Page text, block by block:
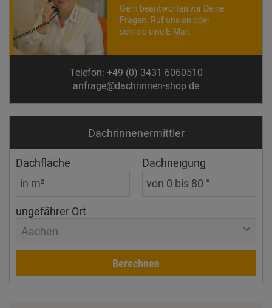
Gern beantworten wir Deine
Fragen. Ruf uns an oder
schreib eine E-Mail.
Telefon: +49 (0) 3431 6060510
anfrage@dachrinnen-shop.de
Dachrinnen­ermittler
Dachfläche Dachneigung
ungefährer Ort
Aachen
Berechnen